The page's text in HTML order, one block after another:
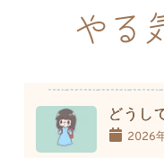
やる
どうし
2026